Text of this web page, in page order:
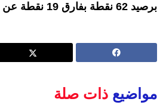
برصيد 62 نقطة بفارق 19 نقطة عن سيلتك الوصيف.
مواضيع ذات صلة